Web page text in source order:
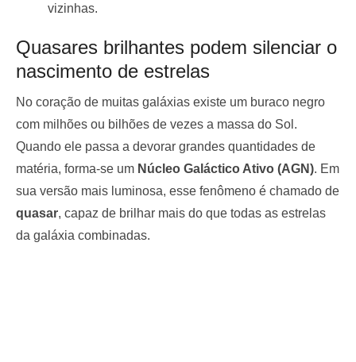
vizinhas.
Quasares brilhantes podem silenciar o
nascimento de estrelas
No coração de muitas galáxias existe um buraco negro
com milhões ou bilhões de vezes a massa do Sol.
Quando ele passa a devorar grandes quantidades de
matéria, forma-se um Núcleo Galáctico Ativo (AGN). Em
sua versão mais luminosa, esse fenômeno é chamado de
quasar, capaz de brilhar mais do que todas as estrelas
da galáxia combinadas.